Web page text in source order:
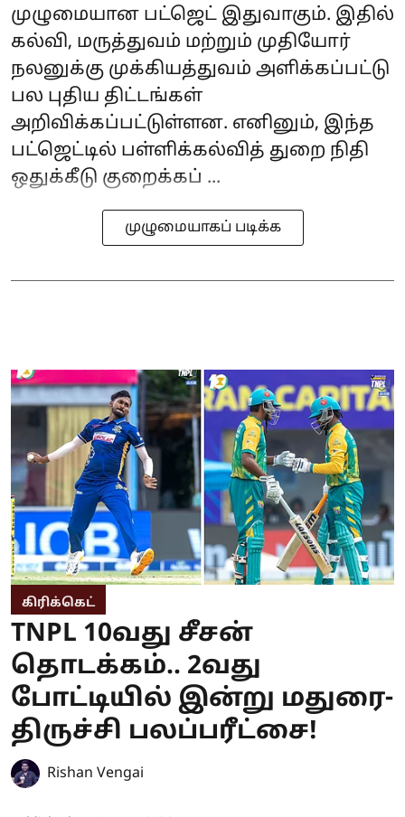
முழுமையான பட்ஜெட் இதுவாகும். இதில்
கல்வி, மருத்துவம் மற்றும் முதியோர்
நலனுக்கு முக்கியத்துவம் அளிக்கப்பட்டு
பல புதிய திட்டங்கள்
அறிவிக்கப்பட்டுள்ளன. எனினும், இந்த
பட்ஜெட்டில் பள்ளிக்கல்வித் துறை நிதி
ஒதுக்கீடு குறைக்கப் ...
முழுமையாகப் படிக்க
கிரிக்கெட்
TNPL 10வது சீசன்
தொடக்கம்.. 2வது
போட்டியில் இன்று மதுரை-
திருச்சி பலப்பரீட்சை!
Rishan Vengai